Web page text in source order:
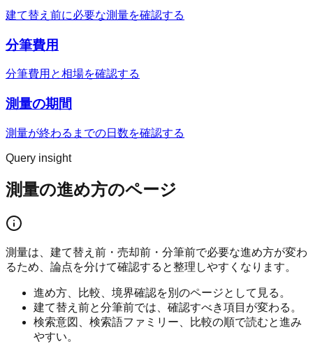
建て替え前に必要な測量を確認する
分筆費用
分筆費用と相場を確認する
測量の期間
測量が終わるまでの日数を確認する
Query insight
測量の進め方のページ
測量は、建て替え前・売却前・分筆前で必要な進め方が変わ
るため、論点を分けて確認すると整理しやすくなります。
進め方、比較、境界確認を別のページとして見る。
建て替え前と分筆前では、確認すべき項目が変わる。
検索意図、検索語ファミリー、比較の順で読むと進み
やすい。